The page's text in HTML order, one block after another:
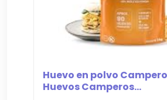
Huevo en polvo
Huevos Camperos...